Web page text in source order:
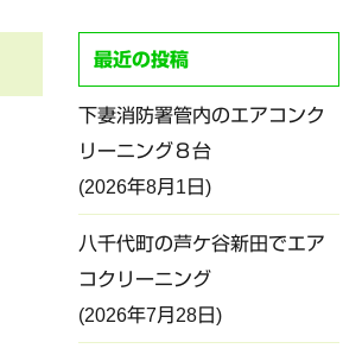
最近の投稿
下妻消防署管内のエアコンク
リーニング８台
2026年8月1日
八千代町の芦ケ谷新田でエア
コクリーニング
2026年7月28日